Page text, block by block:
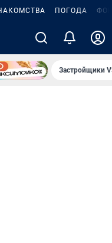
ПОГОДА
Застройщики